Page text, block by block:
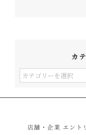
カ
カ
店舗・企業 エント